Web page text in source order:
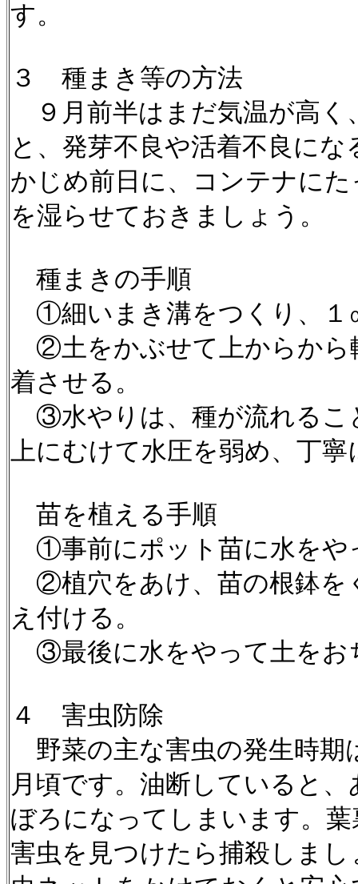
す。
３ 種まき等の方法
９月前半はまだ気温が高く
と、発芽不良や活着不良に
かじめ前日に、コンテナに
を湿らせておきましょう。
種まきの手順
①細いまき溝をつくり、１
②土をかぶせて上からから
着させる。
③水やりは、種が流れるこ
上にむけて水圧を弱め、丁寧
苗を植える手順
①事前にポット苗に水をや
②植穴をあけ、苗の根鉢を
え付ける。
③最後に水をやって土をお
４ 害虫防除
野菜の主な害虫の発生時期
月頃です。油断していると
ぼろになってしまいます。
害虫を見つけたら捕殺しま